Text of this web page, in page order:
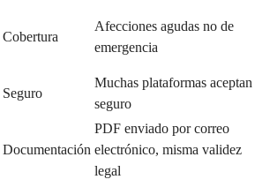
Cobertura
Afecciones agudas no de
emergencia
Seguro
Muchas plataformas aceptan
seguro
Documentación
PDF enviado por correo
electrónico, misma validez
legal